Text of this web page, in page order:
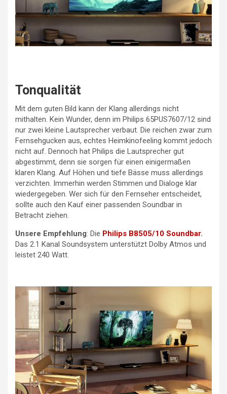
Tonqualität
Mit dem guten Bild kann der Klang allerdings nicht
mithalten. Kein Wunder, denn im Philips 65PUS7607/12 sind
nur zwei kleine Lautsprecher verbaut. Die reichen zwar zum
Fernsehgucken aus, echtes Heimkinofeeling kommt jedoch
nicht auf. Dennoch hat Philips die Lautsprecher gut
abgestimmt, denn sie sorgen für einen einigermaßen
klaren Klang. Auf Höhen und tiefe Bässe muss allerdings
verzichten. Immerhin werden Stimmen und Dialoge klar
wiedergegeben. Wer sich für den Fernseher entscheidet,
sollte auch den Kauf einer passenden Soundbar in
Betracht ziehen.
Unsere Empfehlung: Die Philips B8505/10 Soundbar.
Das 2.1 Kanal Soundsystem unterstützt Dolby Atmos und
leistet 240 Watt.